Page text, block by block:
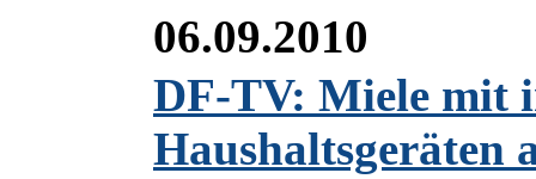
06.09.2010
DF-TV: Miele mit
Haushaltsgeräten